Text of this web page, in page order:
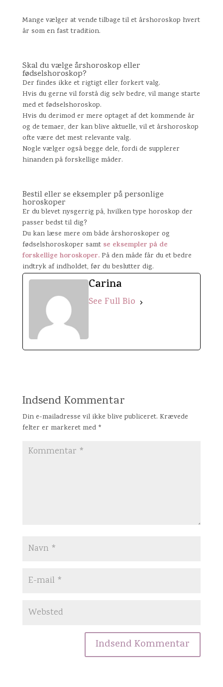
Mange vælger at vende tilbage til et årshoroskop hvert
år som en fast tradition.
Skal du vælge årshoroskop eller
fødselshoroskop?
Der findes ikke et rigtigt eller forkert valg.
Hvis du gerne vil forstå dig selv bedre, vil mange starte
med et fødselshoroskop.
Hvis du derimod er mere optaget af det kommende år
og de temaer, der kan blive aktuelle, vil et årshoroskop
ofte være det mest relevante valg.
Nogle vælger også begge dele, fordi de supplerer
hinanden på forskellige måder.
Bestil eller se eksempler på personlige
horoskoper
Er du blevet nysgerrig på, hvilken type horoskop der
passer bedst til dig?
Du kan læse mere om både årshoroskoper og
fødselshoroskoper samt se eksempler på de
forskellige horoskoper.På den måde får du et bedre
indtryk af indholdet, før du beslutter dig.
Carina
See Full Bio
Indsend Kommentar
Din e-mailadresse vil ikke blive publiceret. Krævede
felter er markeret med *